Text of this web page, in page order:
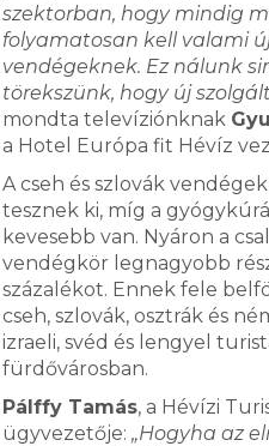
szektorban, hogy mindig
folyamatosan kell valami
vendégeknek. Ez nálunk
törekszünk, hogy új
mondta televíziónknak
a Hotel Európa fit Hévíz
A cseh és szlovák
tesznek ki, míg a
kevesebb van. Nyáron a
vendégkör legnagyobb
százalékot. Ennek fele
cseh, szlovák, osztrák és
izraeli, svéd és lengyel
fürdővárosban.
Pálffy Tamás, a Hévízi
ügyvezetője:„Hogyha az